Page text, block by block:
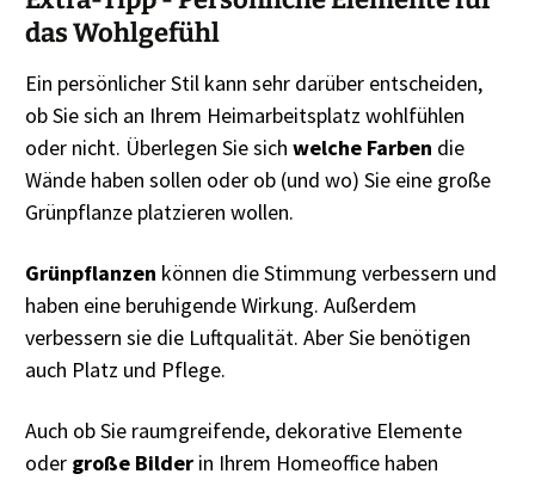
das Wohlgefühl
Ein persönlicher Stil kann sehr darüber entscheiden,
ob Sie sich an Ihrem Heimarbeitsplatz wohlfühlen
oder nicht. Überlegen Sie sich welche Farben die
Wände haben sollen oder ob (und wo) Sie eine große
Grünpflanze platzieren wollen.
Grünpflanzen können die Stimmung verbessern und
haben eine beruhigende Wirkung. Außerdem
verbessern sie die Luftqualität. Aber Sie benötigen
auch Platz und Pflege.
Auch ob Sie raumgreifende, dekorative Elemente
oder große Bilder in Ihrem Homeoffice haben